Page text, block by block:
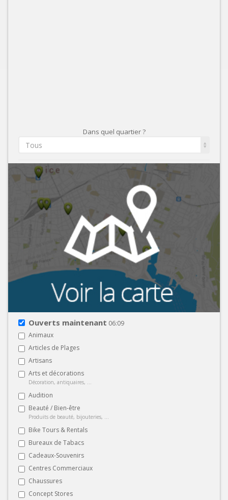
Dans quel quartier ?
Tous
Ouverts maintenant 06:09
Animaux
Articles de Plages
Artisans
Arts et décorations
Décoration, antiquaires, ...
Audition
Beauté / Bien-être
Produits de beauté, bijouteries, ...
Bike Tours & Rentals
Bureaux de Tabacs
Cadeaux-Souvenirs
Centres Commerciaux
Chaussures
Concept Stores